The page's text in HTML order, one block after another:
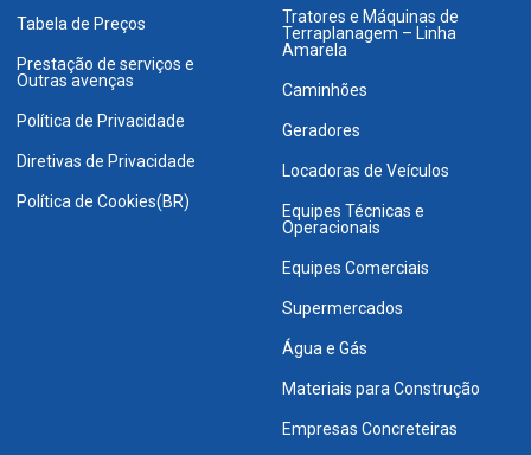
Tabela de Preços
Prestação de serviços e
Outras avenças
Política de Privacidade
Diretivas de Privacidade
Política de Cookies(BR)
Tratores e Máquinas de
Terraplanagem – Linha
Amarela
Caminhões
Geradores
Locadoras de Veículos
Equipes Técnicas e
Operacionais
Equipes Comerciais
Supermercados
Água e Gás
Materiais para Construção
Empresas Concreteiras